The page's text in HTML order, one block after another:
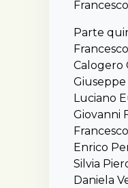
Parte
Calogero
Luciano
Giovanni
Enrico
Silvia
Daniela